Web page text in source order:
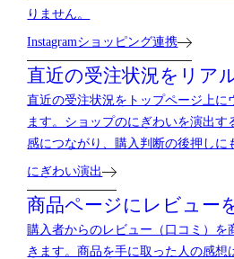
りません。
Instagramショッピング連携
直近の受注状況をリア
直近の受注状況をトップページ上に
ます。ショップのにぎわいを演出
感につながり、購入判断の後押しに
にぎわい演出
商品ページにレビュー
購入者からのレビュー（口コミ）を
きます。商品を手に取った人の感想